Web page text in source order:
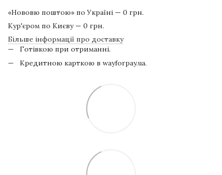
«Нововю поштою» по Україні — 0 грн.
Кур'єром по Києву — 0 грн.
Більше інформації про доставку
Готівкою при отриманні.
Кредитною карткою в wayforpay.ua.